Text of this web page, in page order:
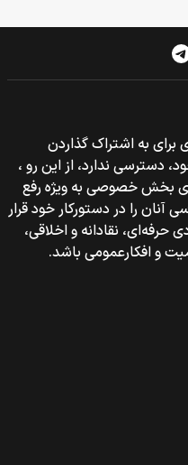
به اشتراک گذاردن
دسترسی ندارد، از این رو ،
بخش خصوصی به ویژه رفع
آنان را در دستورکار خود قرار
نقادانه و اخلاقی،
و افکارعمومی باشد.